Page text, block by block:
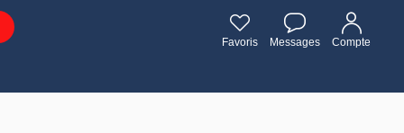
Favoris Messages Compte